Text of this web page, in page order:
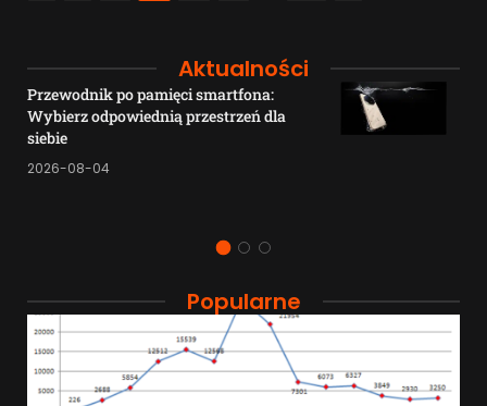
Aktualności
Przewodnik po pamięci smartfona:
Wybierz odpowiednią przestrzeń dla
siebie
2026-08-04
Popularne